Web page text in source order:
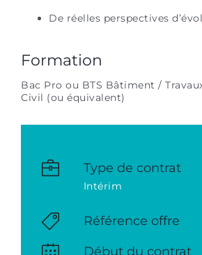
De réelles perspectives
Formation
Bac Pro ou BTS Bâtiment /
Civil (ou équivalent)
Type de contrat
Intérim
Référence offre
Début du contrat